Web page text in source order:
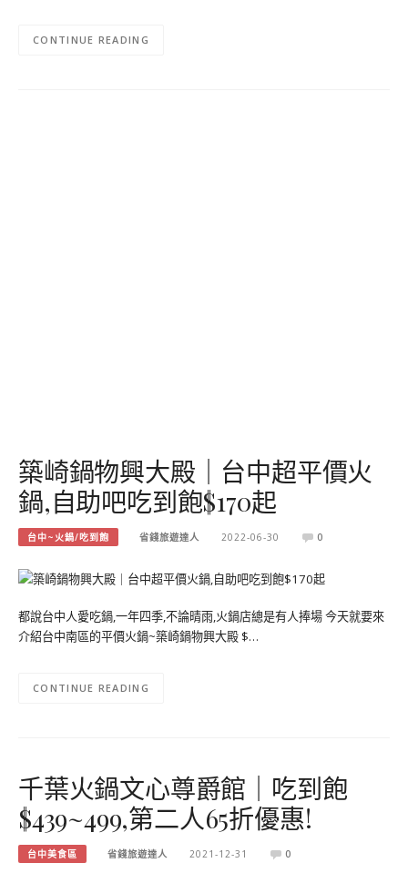
CONTINUE READING
築崎鍋物興大殿｜台中超平價火
鍋,自助吧吃到飽$170起
台中~火鍋/吃到飽 省錢旅遊達人 2022-06-30 0
都說台中人愛吃鍋,一年四季,不論晴雨,火鍋店總是有人捧場 今天就要來
介紹台中南區的平價火鍋~築崎鍋物興大殿 $…
CONTINUE READING
千葉火鍋文心尊爵館｜吃到飽
$439~499,第二人65折優惠!
台中美食區 省錢旅遊達人 2021-12-31 0